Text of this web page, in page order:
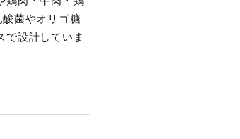
菌やオリゴ糖
で設計していま